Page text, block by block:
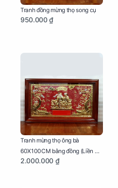
Tranh đồng mừng thọ song cụ
950.000 ₫
Tranh mừng thọ ông bà
60X100CM bằng đồng (Liền mê
- Khung gỗ)
2.000.000 ₫